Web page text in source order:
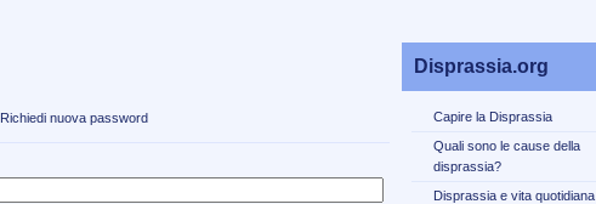
Richiedi nuova password
Disprassia.org
Capire la Disprassia
Quali sono le cause della
disprassia?
Disprassia e vita quotidiana